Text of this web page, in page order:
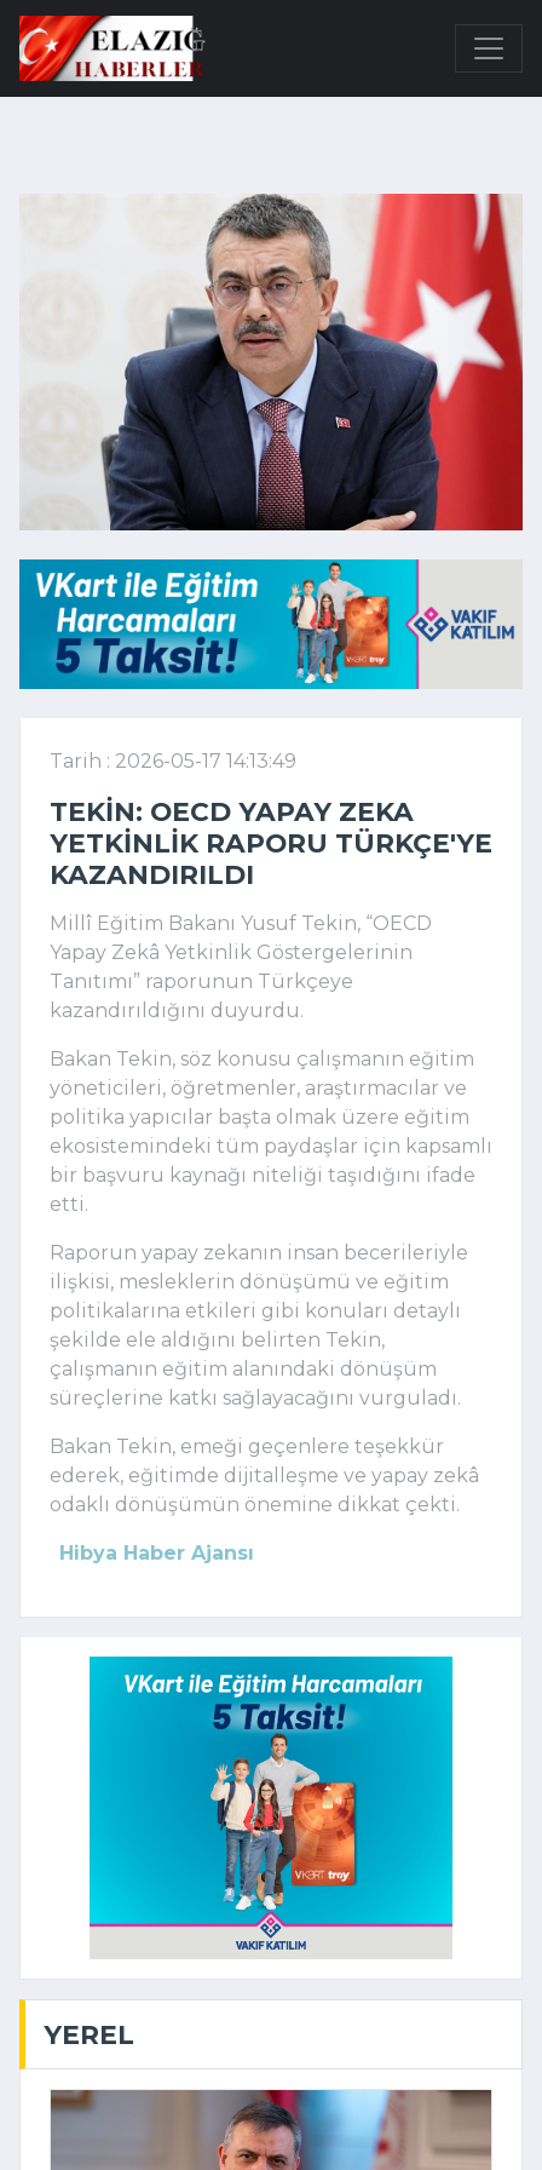
Tarih : 2026-05-17 14:13:49
TEKIN: OECD YAPAY ZEKA
YETKINLIK RAPORU TÜRKÇE'YE
KAZANDIRILDI
Millî Eğitim Bakanı Yusuf Tekin, “OECD
Yapay Zekâ Yetkinlik Göstergelerinin
Tanıtımı” raporunun Türkçeye
kazandırıldığını duyurdu.
Bakan Tekin, söz konusu çalışmanın eğitim
yöneticileri, öğretmenler, araştırmacılar ve
politika yapıcılar başta olmak üzere eğitim
ekosistemindeki tüm paydaşlar için kapsamlı
bir başvuru kaynağı niteliği taşıdığını ifade
etti.
Raporun yapay zekanın insan becerileriyle
ilişkisi, mesleklerin dönüşümü ve eğitim
politikalarına etkileri gibi konuları detaylı
şekilde ele aldığını belirten Tekin,
çalışmanın eğitim alanındaki dönüşüm
süreçlerine katkı sağlayacağını vurguladı.
Bakan Tekin, emeği geçenlere teşekkür
ederek, eğitimde dijitalleşme ve yapay zekâ
odaklı dönüşümün önemine dikkat çekti.
Hibya Haber Ajansı
YEREL